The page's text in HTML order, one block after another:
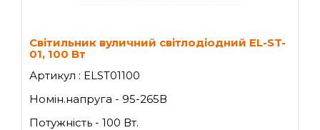
Світильник вуличний світлодіодний EL-ST-
01, 100 Вт
Артикул : ELST01100
Номін.напруга - 95-265В
Потужність - 100 Вт.